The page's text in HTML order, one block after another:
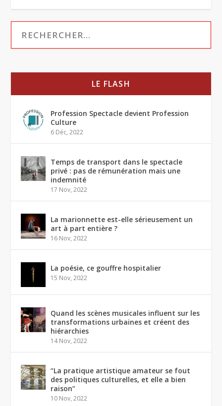
LE FLASH
Profession Spectacle devient Profession
Culture
6 Déc, 2022
Temps de transport dans le spectacle
privé : pas de rémunération mais une
indemnité
17 Nov, 2022
La marionnette est-elle sérieusement un
art à part entière ?
16 Nov, 2022
La poésie, ce gouffre hospitalier
15 Nov, 2022
Quand les scènes musicales influent sur les
transformations urbaines et créent des
hiérarchies
14 Nov, 2022
“La pratique artistique amateur se fout
des politiques culturelles, et elle a bien
raison”
10 Nov, 2022